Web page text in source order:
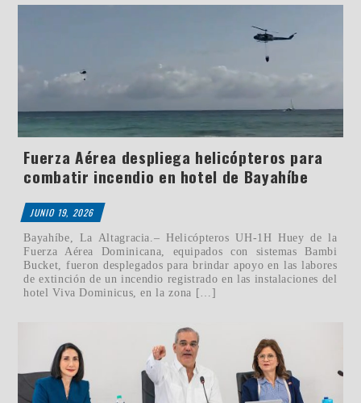
Fuerza Aérea despliega helicópteros para
combatir incendio en hotel de Bayahíbe
JUNIO 19, 2026
Bayahíbe, La Altagracia.– Helicópteros UH-1H Huey de la
Fuerza Aérea Dominicana, equipados con sistemas Bambi
Bucket, fueron desplegados para brindar apoyo en las labores
de extinción de un incendio registrado en las instalaciones del
hotel Viva Dominicus, en la zona […]